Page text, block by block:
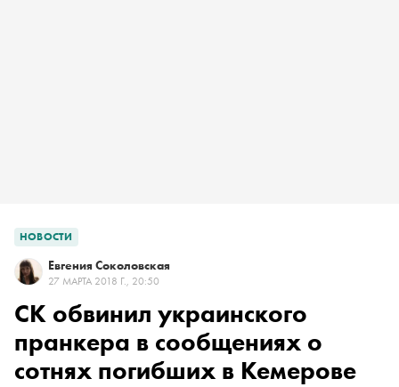
НОВОСТИ
Евгения Соколовская
27 МАРТА 2018 Г., 20:50
СК обвинил украинского
пранкера в сообщениях о
сотнях погибших в Кемерове